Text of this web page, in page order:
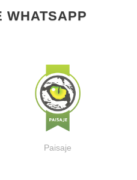
WHATSAPP
Paisaje